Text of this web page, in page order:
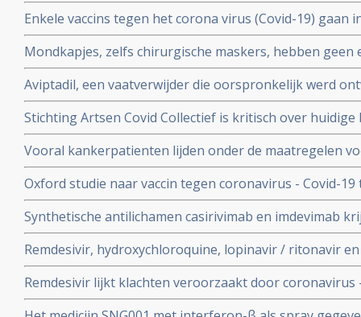
Enkele vaccins tegen het corona virus (Covid-19) gaan
onderzocht worden na goede resultaten bij groepen
Mondkapjes, zelfs chirurgische maskers, hebben
tientallen gerandomiseerde studies. Dit in
Nederlandse regering van ons eist.
Aviptadil, een vaatverwijder die oorspronkelijk werd
te behandelen geeft betere overleving bij ernstig zieke
procent versus 27 procent
Stichting Artsen Covid Collectief is kritisch over
het coronavirus - Covid-19 en pleit voor veel meer
Vooral kankerpatienten lijden onder de maatregelen
omdat hun behandelingen en diagnoses te lang
Oxford studie naar vaccin tegen coronavirus - Covid-
immuunrespons bij ouderen (55+), de groep met het
Synthetische antilichamen casirivimab en imdevimab
authorization (EUA) voor gebruik bij patienten besmet
met milde klachten
Remdesivir, hydroxychloroquine, lopinavir / ritonavir
geen effect als behandeling van patienten
coronabesmetting.
Remdesivir lijkt klachten veroorzaakt door coronavirus
maar is weinig bewijs voor.